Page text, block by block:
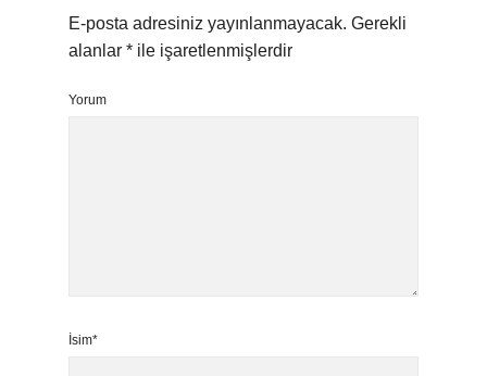
E-posta adresiniz yayınlanmayacak. Gerekli
alanlar * ile işaretlenmişlerdir
Yorum
İsim*